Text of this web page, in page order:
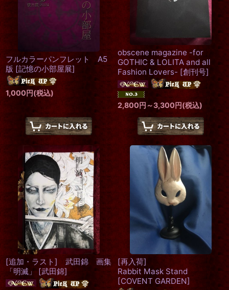
フルカラーパンフレット A5
版 [記憶の小部屋展]
1,000円(税込)
obscene magazine -for
GOTHIC & LOLITA and all
Fashion Lovers- [創刊号]
2,800円 ～3,300円(税込)
[追加・ラスト] 武田錦 画集
「明滅」 [武田錦]
[再入荷]
Rabbit Mask Stand
[COVENT GARDEN]